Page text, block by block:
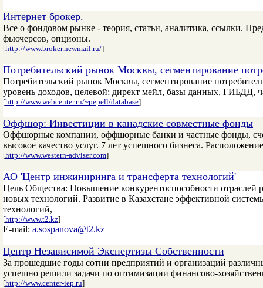
Интернет брокер.
Все о фондовом рынке - теория, статьи, аналитика, ссылки.
фьючерсов, опционы.
[http://www.broker.newmail.ru/]
Потребительский рынок Москвы, сегментирование
Потребительский рынок Москвы, сегментирование
уровень доходов, целевой; директ мейл, базы данных, ГИБДД,
[http://www.webcenter.ru/~pepell/database]
Оффшор: Инвестиции в канадские совместные фонды
Оффшорные компании, оффшорные банки и частные фонды,
высокое качество услуг. 7 лет успешного бизнеса.
[http://www.western-adviser.com]
АО 'Центр инжиниринга и трансферта технологий'
Цель Общества: Повышение конкурентоспособности отраслей
новых технологий. Развитие в Казахстане эффективной
технологий,
[http://www.t2.kz]
E-mail: a.sospanova@t2.kz
Центр Независимой Экспертизы Собственности
За прошедшие годы сотни предприятий и организаций
успешно решили задачи по оптимизации финансово-
[http://www.center-iep.ru]